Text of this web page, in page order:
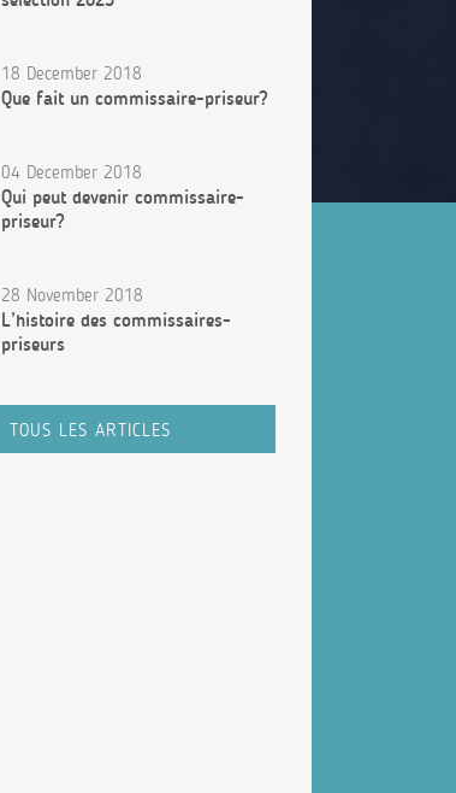
18 December 2018
Que fait un commissaire-priseur?
04 December 2018
Qui peut devenir commissaire-
priseur?
28 November 2018
L’histoire des commissaires-
priseurs
TOUS LES ARTICLES